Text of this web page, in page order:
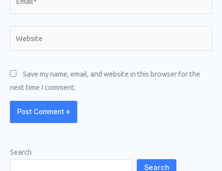
Save my name, email, and website in this browser for the
next time I comment.
Search
Search